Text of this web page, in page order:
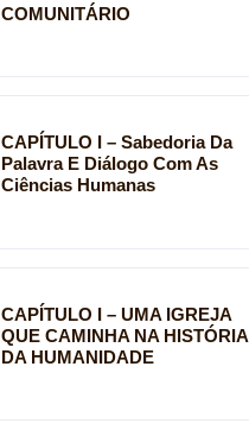
COMUNITÁRIO
CAPÍTULO I – Sabedoria Da
Palavra E Diálogo Com As
Ciências Humanas
CAPÍTULO I – UMA IGREJA
QUE CAMINHA NA HISTÓRIA
DA HUMANIDADE